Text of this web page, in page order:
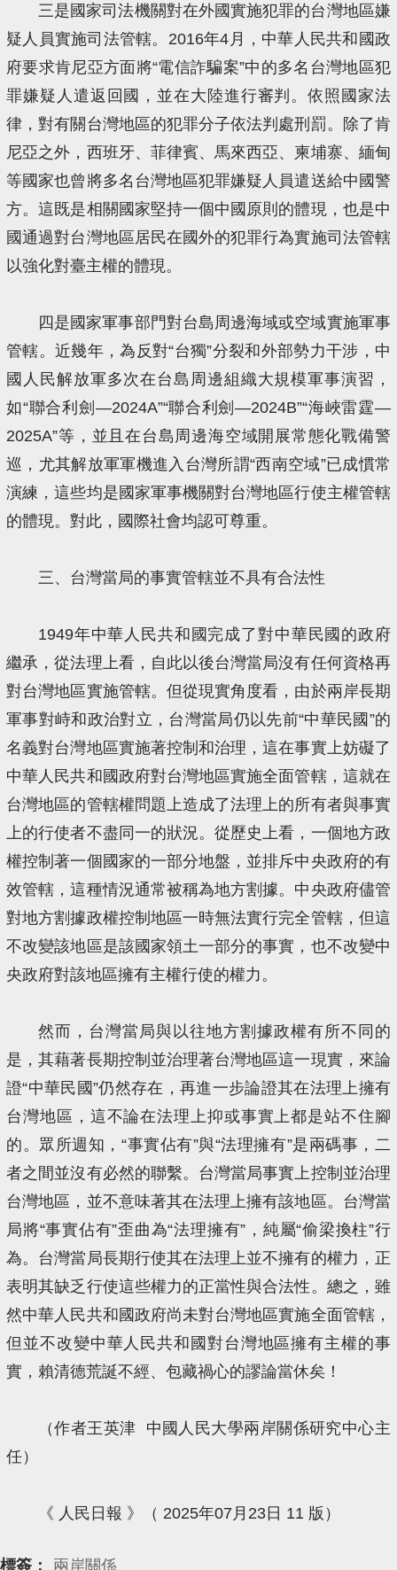
三是國家司法機關對在外國實施犯罪的台灣地區嫌
疑人員實施司法管轄。2016年4月，中華人民共和國政
府要求肯尼亞方面將“電信詐騙案”中的多名台灣地區犯
罪嫌疑人遣返回國，並在大陸進行審判。依照國家法
律，對有關台灣地區的犯罪分子依法判處刑罰。除了肯
尼亞之外，西班牙、菲律賓、馬來西亞、柬埔寨、緬甸
等國家也曾將多名台灣地區犯罪嫌疑人員遣送給中國警
方。這既是相關國家堅持一個中國原則的體現，也是中
國通過對台灣地區居民在國外的犯罪行為實施司法管轄
以強化對臺主權的體現。
四是國家軍事部門對台島周邊海域或空域實施軍事
管轄。近幾年，為反對“台獨”分裂和外部勢力干涉，中
國人民解放軍多次在台島周邊組織大規模軍事演習，
如“聯合利劍—2024A”“聯合利劍—2024B”“海峽雷霆—
2025A”等，並且在台島周邊海空域開展常態化戰備警
巡，尤其解放軍軍機進入台灣所謂“西南空域”已成慣常
演練，這些均是國家軍事機關對台灣地區行使主權管轄
的體現。對此，國際社會均認可尊重。
三、台灣當局的事實管轄並不具有合法性
1949年中華人民共和國完成了對中華民國的政府
繼承，從法理上看，自此以後台灣當局沒有任何資格再
對台灣地區實施管轄。但從現實角度看，由於兩岸長期
軍事對峙和政治對立，台灣當局仍以先前“中華民國”的
名義對台灣地區實施著控制和治理，這在事實上妨礙了
中華人民共和國政府對台灣地區實施全面管轄，這就在
台灣地區的管轄權問題上造成了法理上的所有者與事實
上的行使者不盡同一的狀況。從歷史上看，一個地方政
權控制著一個國家的一部分地盤，並排斥中央政府的有
效管轄，這種情況通常被稱為地方割據。中央政府儘管
對地方割據政權控制地區一時無法實行完全管轄，但這
不改變該地區是該國家領土一部分的事實，也不改變中
央政府對該地區擁有主權行使的權力。
然而，台灣當局與以往地方割據政權有所不同的
是，其藉著長期控制並治理著台灣地區這一現實，來論
證“中華民國”仍然存在，再進一步論證其在法理上擁有
台灣地區，這不論在法理上抑或事實上都是站不住腳
的。眾所週知，“事實佔有”與“法理擁有”是兩碼事，二
者之間並沒有必然的聯繫。台灣當局事實上控制並治理
台灣地區，並不意味著其在法理上擁有該地區。台灣當
局將“事實佔有”歪曲為“法理擁有”，純屬“偷梁換柱”行
為。台灣當局長期行使其在法理上並不擁有的權力，正
表明其缺乏行使這些權力的正當性與合法性。總之，雖
然中華人民共和國政府尚未對台灣地區實施全面管轄，
但並不改變中華人民共和國對台灣地區擁有主權的事
實，賴清德荒誕不經、包藏禍心的謬論當休矣！
（作者王英津 中國人民大學兩岸關係研究中心主
任）
《 人民日報 》（ 2025年07月23日 11 版）
標簽： 兩岸關係